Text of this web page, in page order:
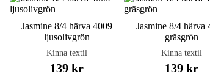
Jasmine 8/4 härva 4009
ljusolivgrön
Kinna textil
139 kr
Jasmine 8/4 härva
gräsgrön
Kinna textil
139 kr